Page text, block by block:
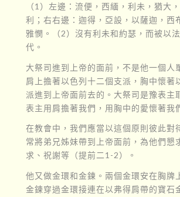
（1）左邊：流便，西緬，利未，猶大
利；右右邊：迦得，亞設，以薩迦，西
雅憫。（2）沒有利未和約瑟，而被以
代。
大祭司進到上帝的面前，不是他一個人
肩上擔著以色列十二個支派，胸中懷著
派進到上帝面前去的。大祭司是豫表主
表主用肩擔著我們，用胸中的愛懷著我
在教會中，我們應當以這個原則彼此對
常將弟兄姊妹帶到上帝面前，為他們懇
求、祝謝等（提前二1-2）。
他又做金環和金鍊。兩個金環安在胸牌
金鍊穿過金環接連在以弗得肩帶的寶石